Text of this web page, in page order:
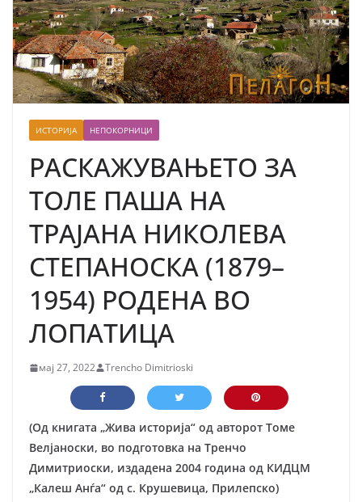
ИСТОРИЈА НЕПОКОРНИЦИ
РАСКАЖУВАЊЕТО ЗА
ТОЛЕ ПАША НА
ТРАЈАНА НИКОЛЕВА
СТЕПАНОСКА (1879–
1954) РОДЕНА ВО
ЛОПАТИЦА
мај 27, 2022 Trencho Dimitrioski
(Од книгата „Жива историја“ од авторот Томе
Велјаноски, во подготовка на Тренчо
Димитриоски, издадена 2004 година од КИДЦМ
„Калеш Анѓа“ од с. Крушевица, Прилепско)